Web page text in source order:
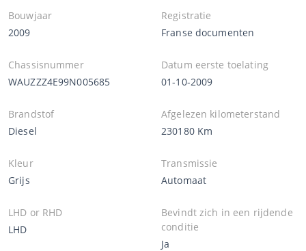
Bouwjaar
2009
Registratie
Franse documenten
Chassisnummer
WAUZZZ4E99N005685
Datum eerste toelating
01-10-2009
Brandstof
Diesel
Afgelezen kilometerstand
230180 Km
Kleur
Grijs
Transmissie
Automaat
LHD or RHD
LHD
Bevindt zich in een rijdende
conditie
Ja